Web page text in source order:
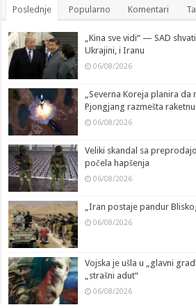
Poslednje Popularno Komentari
„Kina sve vidi“ — SAD
Ukrajini, i Iranu
06/08/2026
„Severna Koreja planira
Pjongjang razmešta
06/08/2026
Veliki skandal sa
počela hapšenja
06/08/2026
„Iran postaje pandur
06/08/2026
Vojska je ušla u „glavni
„strašni adut“
06/08/2026